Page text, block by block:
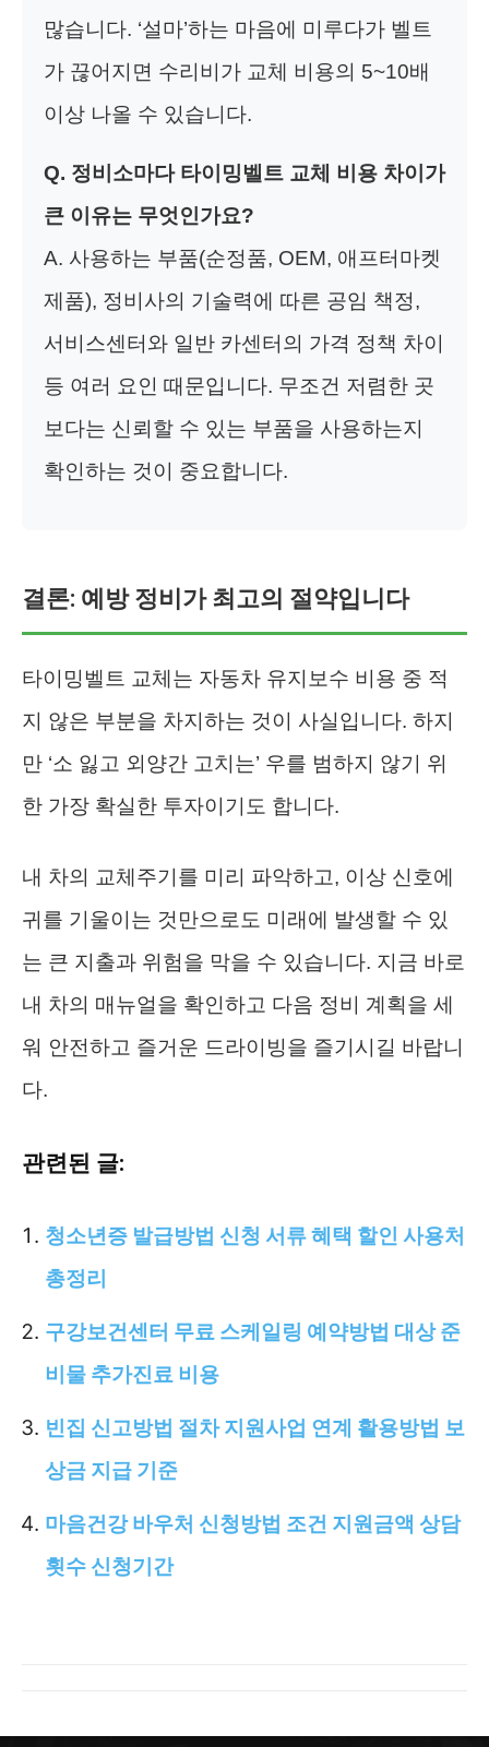
많습니다. ‘설마’하는 마음에 미루다가 벨트
가 끊어지면 수리비가 교체 비용의 5~10배
이상 나올 수 있습니다.
Q. 정비소마다 타이밍벨트 교체 비용 차이가
큰 이유는 무엇인가요?
A. 사용하는 부품(순정품, OEM, 애프터마켓
제품), 정비사의 기술력에 따른 공임 책정,
서비스센터와 일반 카센터의 가격 정책 차이
등 여러 요인 때문입니다. 무조건 저렴한 곳
보다는 신뢰할 수 있는 부품을 사용하는지
확인하는 것이 중요합니다.
결론: 예방 정비가 최고의 절약입니다
타이밍벨트 교체는 자동차 유지보수 비용 중 적
지 않은 부분을 차지하는 것이 사실입니다. 하지
만 ‘소 잃고 외양간 고치는’ 우를 범하지 않기 위
한 가장 확실한 투자이기도 합니다.
내 차의 교체주기를 미리 파악하고, 이상 신호에
귀를 기울이는 것만으로도 미래에 발생할 수 있
는 큰 지출과 위험을 막을 수 있습니다. 지금 바로
내 차의 매뉴얼을 확인하고 다음 정비 계획을 세
워 안전하고 즐거운 드라이빙을 즐기시길 바랍니
다.
관련된 글:
청소년증 발급방법 신청 서류 혜택 할인 사용처
총정리
구강보건센터 무료 스케일링 예약방법 대상 준
비물 추가진료 비용
빈집 신고방법 절차 지원사업 연계 활용방법 보
상금 지급 기준
마음건강 바우처 신청방법 조건 지원금액 상담
횟수 신청기간